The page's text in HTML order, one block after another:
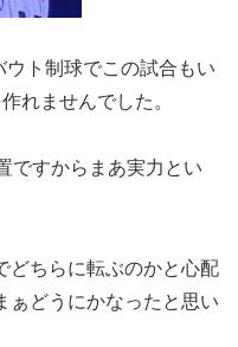
ト制球でこの試合もい
れませんでした。
ですからまあ実力とい
ちらに転ぶのかと心配
ぁどうにかなったと思い